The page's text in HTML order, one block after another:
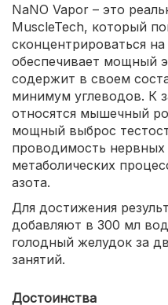
NaNO Vapor – это
MuscleTech, который
сконцентрироваться
обеспечивает мощный
содержит в своем
минимум углеводов. К
относятся мышечный
мощный выброс
проводимость нервных
метаболических
азота.
Для достижения
добавляют в 300 мл
голодный желудок за
занятий.
Достоинства